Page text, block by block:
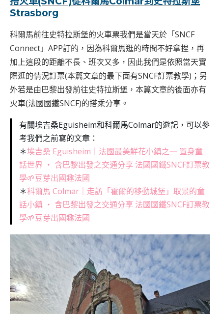
Strasborg
科爾馬前往史特拉斯堡的火車票我們是當天於「SNCF
Connect」APP訂的，因為科爾馬逛的時間不好拿捏，再
加上這段的距離不長、班次又多，因此我們是依照當天實
際逛的情況訂票(本篇文章的最下面有SNCF訂票教學)；另
外若是由巴黎出發前往史特拉斯堡，本篇文章的後面亦有
火車(法國國鐵SNCF)的搭乘分享。
有關埃吉桑Eguisheim和科爾馬Colmar的遊記，可以參
考我們之前寫的文章：
＊埃吉桑 Eguisheim｜法國最美鮮花小鎮之一 置身童
話世界 ‧ 含巴黎出發之交通分享 法國國鐵SNCF訂票教
學🌱豆芽出國趣法國
＊科爾馬 Colmar｜走訪「霍爾的移動城堡」取景的童
話小鎮 ‧ 含巴黎出發之交通分享 法國國鐵SNCF訂票教
學🌱豆芽出國趣法國